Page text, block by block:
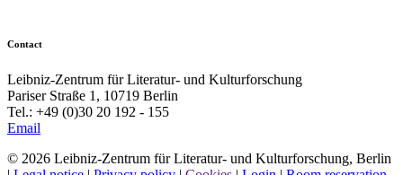
Contact
Leibniz-Zentrum für Literatur- und Kulturforschung
Pariser Straße 1, 10719 Berlin
Tel.: +49 (0)30 20 192 - 155
Email
© 2026 Leibniz-Zentrum für Literatur- und Kulturforschung, Berlin